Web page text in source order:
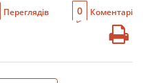
Переглядів 0 Коментарі